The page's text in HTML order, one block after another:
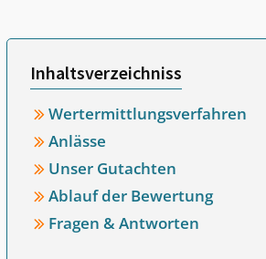
Inhaltsverzeichniss
Wertermittlungsverfahren
Anlässe
Unser Gutachten
Ablauf der Bewertung
Fragen & Antworten